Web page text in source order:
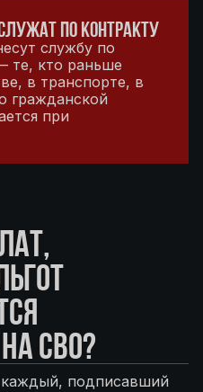
ПО КОНТРАКТУ
службу по
те, кто раньше
в транспорте, в
гражданской
при
СВО?
каждый, подписавший